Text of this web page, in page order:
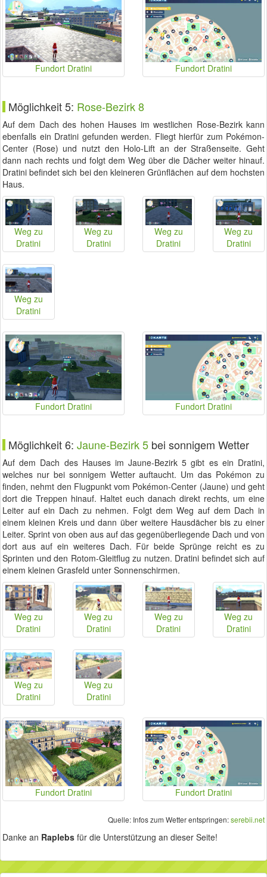
Fundort Dratini Fundort Dratini
Möglichkeit 5: Rose-Bezirk 8
Auf dem Dach des hohen Hauses im westlichen Rose-Bezirk kann
ebenfalls ein Dratini gefunden werden. Fliegt hierfür zum Pokémon-
Center (Rose) und nutzt den Holo-Lift an der Straßenseite. Geht
dann nach rechts und folgt dem Weg über die Dächer weiter hinauf.
Dratini befindet sich bei den kleineren Grünflächen auf dem hochsten
Haus.
Weg zu
Dratini
Weg zu
Dratini
Weg zu
Dratini
Weg zu
Dratini
Weg zu
Dratini
Fundort Dratini Fundort Dratini
Möglichkeit 6: Jaune-Bezirk 5 bei sonnigem Wetter
Auf dem Dach des Hauses im Jaune-Bezirk 5 gibt es ein Dratini,
welches nur bei sonnigem Wetter auftaucht. Um das Pokémon zu
finden, nehmt den Flugpunkt vom Pokémon-Center (Jaune) und geht
dort die Treppen hinauf. Haltet euch danach direkt rechts, um eine
Leiter auf ein Dach zu nehmen. Folgt dem Weg auf dem Dach in
einem kleinen Kreis und dann über weitere Hausdächer bis zu einer
Leiter. Sprint von oben aus auf das gegenüberliegende Dach und von
dort aus auf ein weiteres Dach. Für beide Sprünge reicht es zu
Sprinten und den Rotom-Gleitflug zu nutzen. Dratini befindet sich auf
einem kleinen Grasfeld unter Sonnenschirmen.
Weg zu
Dratini
Weg zu
Dratini
Weg zu
Dratini
Weg zu
Dratini
Weg zu
Dratini
Weg zu
Dratini
Fundort Dratini Fundort Dratini
Quelle: Infos zum Wetter entspringen:serebii.net
Danke an Raplebs für die Unterstützung an dieser Seite!